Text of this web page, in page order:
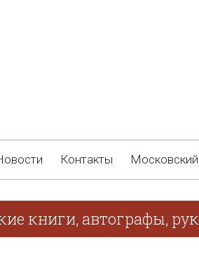
Контакты
книги, автографы,